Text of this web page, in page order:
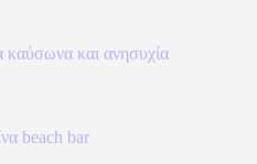
και ανησυχία
beach bar